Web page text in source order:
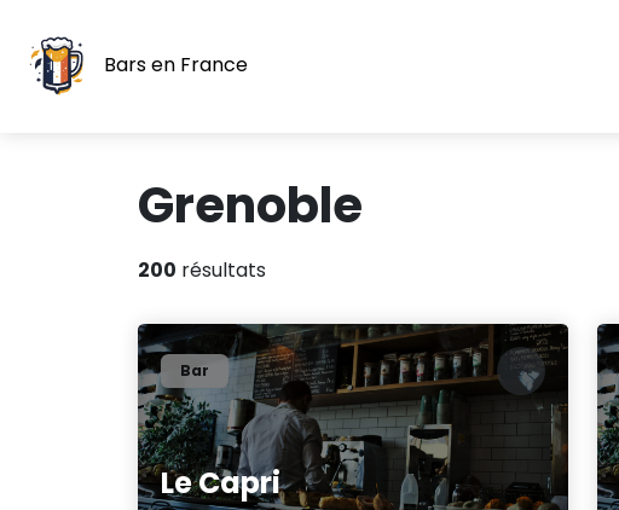
Bars en France
Grenoble
200 résultats
Le Capri
Bar